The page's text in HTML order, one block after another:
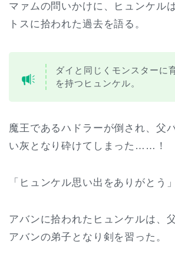
マァムの問いかけに、ヒュンケル
トスに拾われた過去を語る。
ダイと同じくモンスターに
を持つヒュンケル。
魔王であるハドラーが倒され、父
い灰となり砕けてしまった……！
「ヒュンケル思い出をありがとう」
アバンに拾われたヒュンケルは、
アバンの弟子となり剣を習った。